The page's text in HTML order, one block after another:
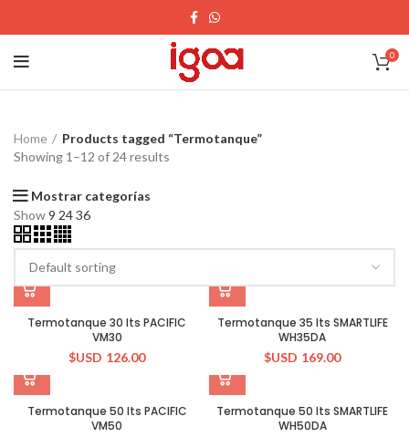
0
Home
Products tagged “Termotanque”
Showing 1–12 of 24 results
Mostrar categorías
Show9 2436
Termotanque 30 lts PACIFIC
VM30
$USD 126.00
Termotanque 35 lts SMARTLIFE
WH35DA
$USD 169.00
Termotanque 50 lts PACIFIC
VM50
Termotanque 50 lts SMARTLIFE
WH50DA